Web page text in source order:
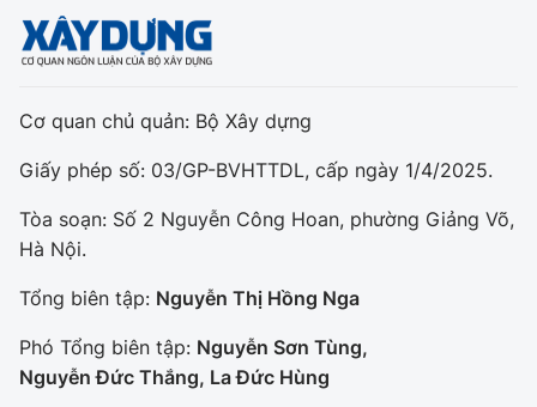
Cơ quan chủ quản: Bộ Xây dựng
Giấy phép số: 03/GP-BVHTTDL, cấp ngày 1/4/2025.
Tòa soạn: Số 2 Nguyễn Công Hoan, phường Giảng Võ,
Hà Nội.
Tổng biên tập: Nguyễn Thị Hồng Nga
Phó Tổng biên tập: Nguyễn Sơn Tùng,
Nguyễn Đức Thắng, La Đức Hùng